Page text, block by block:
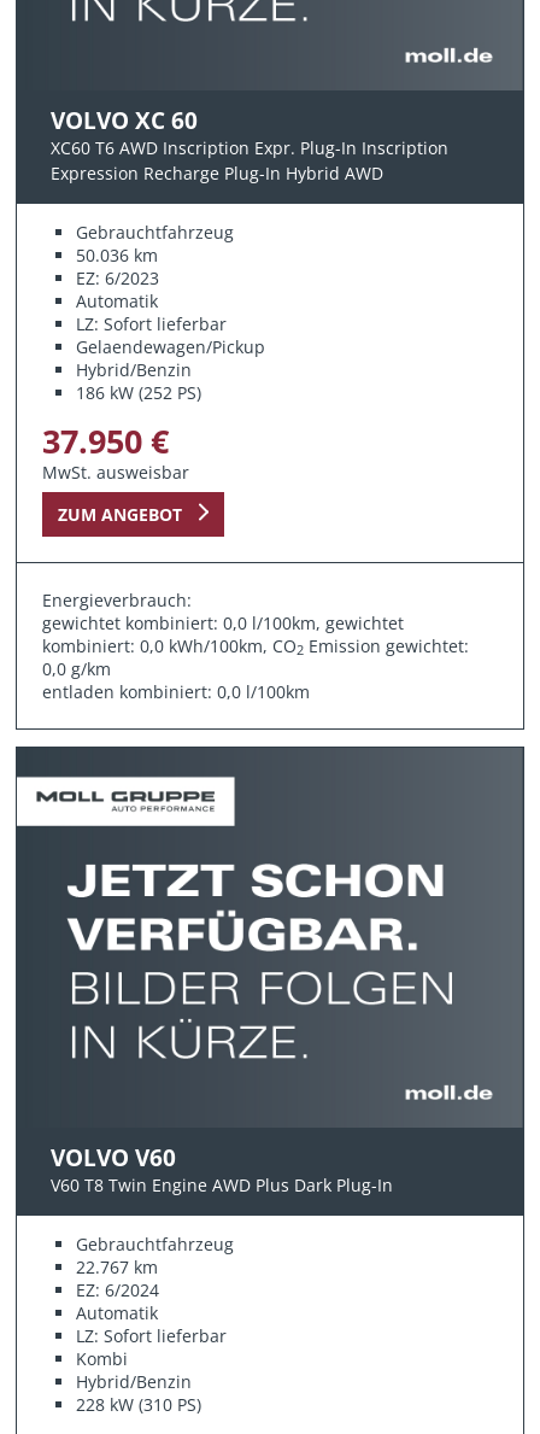
VOLVO XC 60
XC60 T6 AWD Inscription Expr. Plug-In Inscription
Expression Recharge Plug-In Hybrid AWD
Gebrauchtfahrzeug
50.036 km
EZ: 6/2023
Automatik
LZ: Sofort lieferbar
Gelaendewagen/Pickup
Hybrid/Benzin
186 kW (252 PS)
37.950 €
MwSt. ausweisbar
ZUM ANGEBOT
Energieverbrauch:
gewichtet kombiniert: 0,0 l/100km, gewichtet
kombiniert: 0,0 kWh/100km, CO2 Emission gewichtet:
0,0 g/km
entladen kombiniert: 0,0 l/100km
VOLVO V60
V60 T8 Twin Engine AWD Plus Dark Plug-In
Gebrauchtfahrzeug
22.767 km
EZ: 6/2024
Automatik
LZ: Sofort lieferbar
Kombi
Hybrid/Benzin
228 kW (310 PS)